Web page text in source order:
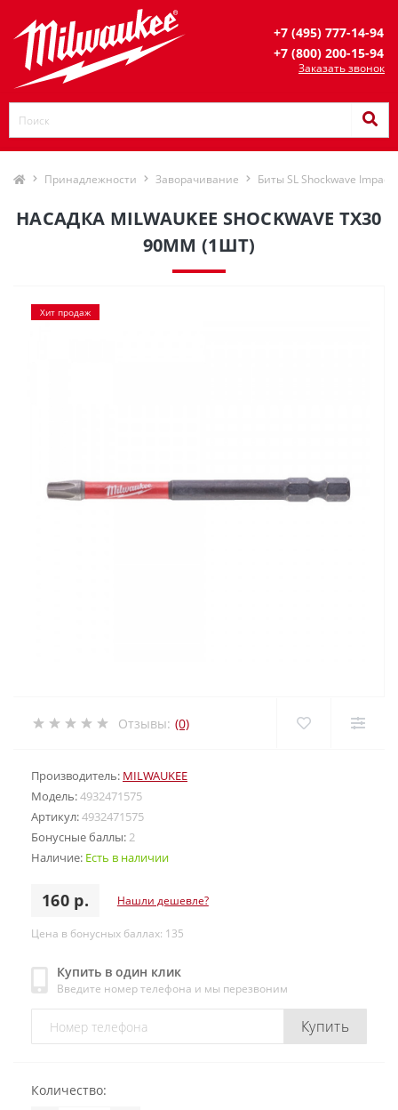
+7 (495) 777-14-94
+7 (800) 200-15-94
Заказать звонок
Принадлежности Заворачивание Биты SL Shockwave Impact
НАСАДКА MILWAUKEE SHOCKWAVE TX30
90ММ (1ШТ)
Хит продаж
Отзывы: (0)
Производитель: MILWAUKEE
Модель:4932471575
Артикул:4932471575
Бонусные баллы:2
Наличие: Есть в наличии
160 р. Нашли дешевле?
Цена в бонусных баллах: 135
Купить в один клик
Введите номер телефона и мы перезвоним
Купить
Количество: